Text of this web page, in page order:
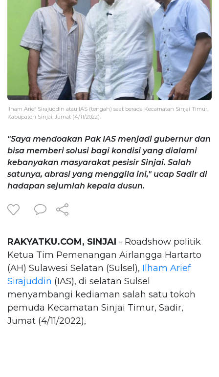
Ilham Arief Sirajuddin atau IAS (tengah) saat berada Kecamatan Sinjai Timur,
Kabupaten Sinjai, Jumat (4/11/2022).
"Saya mendoakan Pak IAS menjadi gubernur dan
bisa memberi solusi bagi kondisi yang dialami
kebanyakan masyarakat pesisir Sinjai. Salah
satunya, abrasi yang menggila ini," ucap Sadir di
hadapan sejumlah kepala dusun.
RAKYATKU.COM, SINJAI - Roadshow politik
Ketua Tim Pemenangan Airlangga Hartarto
(AH) Sulawesi Selatan (Sulsel), Ilham Arief
Sirajuddin (IAS), di selatan Sulsel
menyambangi kediaman salah satu tokoh
pemuda Kecamatan Sinjai Timur, Sadir,
Jumat (4/11/2022),